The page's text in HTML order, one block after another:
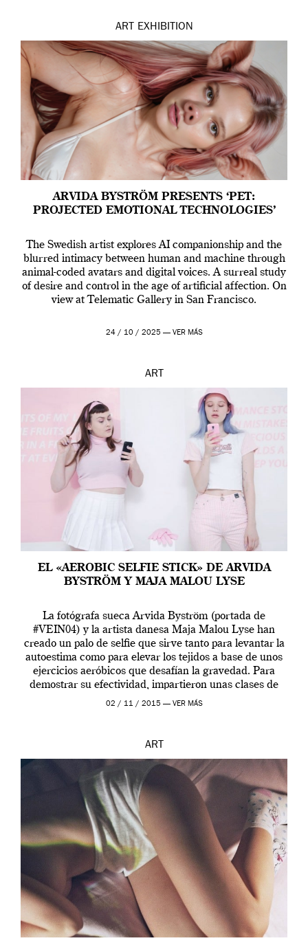
ART EXHIBITION
ARVIDA BYSTRÖM PRESENTS ‘PET:
PROJECTED EMOTIONAL TECHNOLOGIES’
The Swedish artist explores AI companionship and the
blurred intimacy between human and machine through
animal-coded avatars and digital voices. A surreal study
of desire and control in the age of artificial affection. On
view at Telematic Gallery in San Francisco.
24 / 10 / 2025 — VER MÁS
ART
EL «AEROBIC SELFIE STICK» DE ARVIDA
BYSTRÖM Y MAJA MALOU LYSE
La fotógrafa sueca Arvida Byström (portada de
#VEIN04) y la artista danesa Maja Malou Lyse han
creado un palo de selfie que sirve tanto para levantar la
autoestima como para elevar los tejidos a base de unos
ejercicios aeróbicos que desafían la gravedad. Para
demostrar su efectividad, impartieron unas clases de
prueba en el Tate […]
02 / 11 / 2015 — VER MÁS
ART